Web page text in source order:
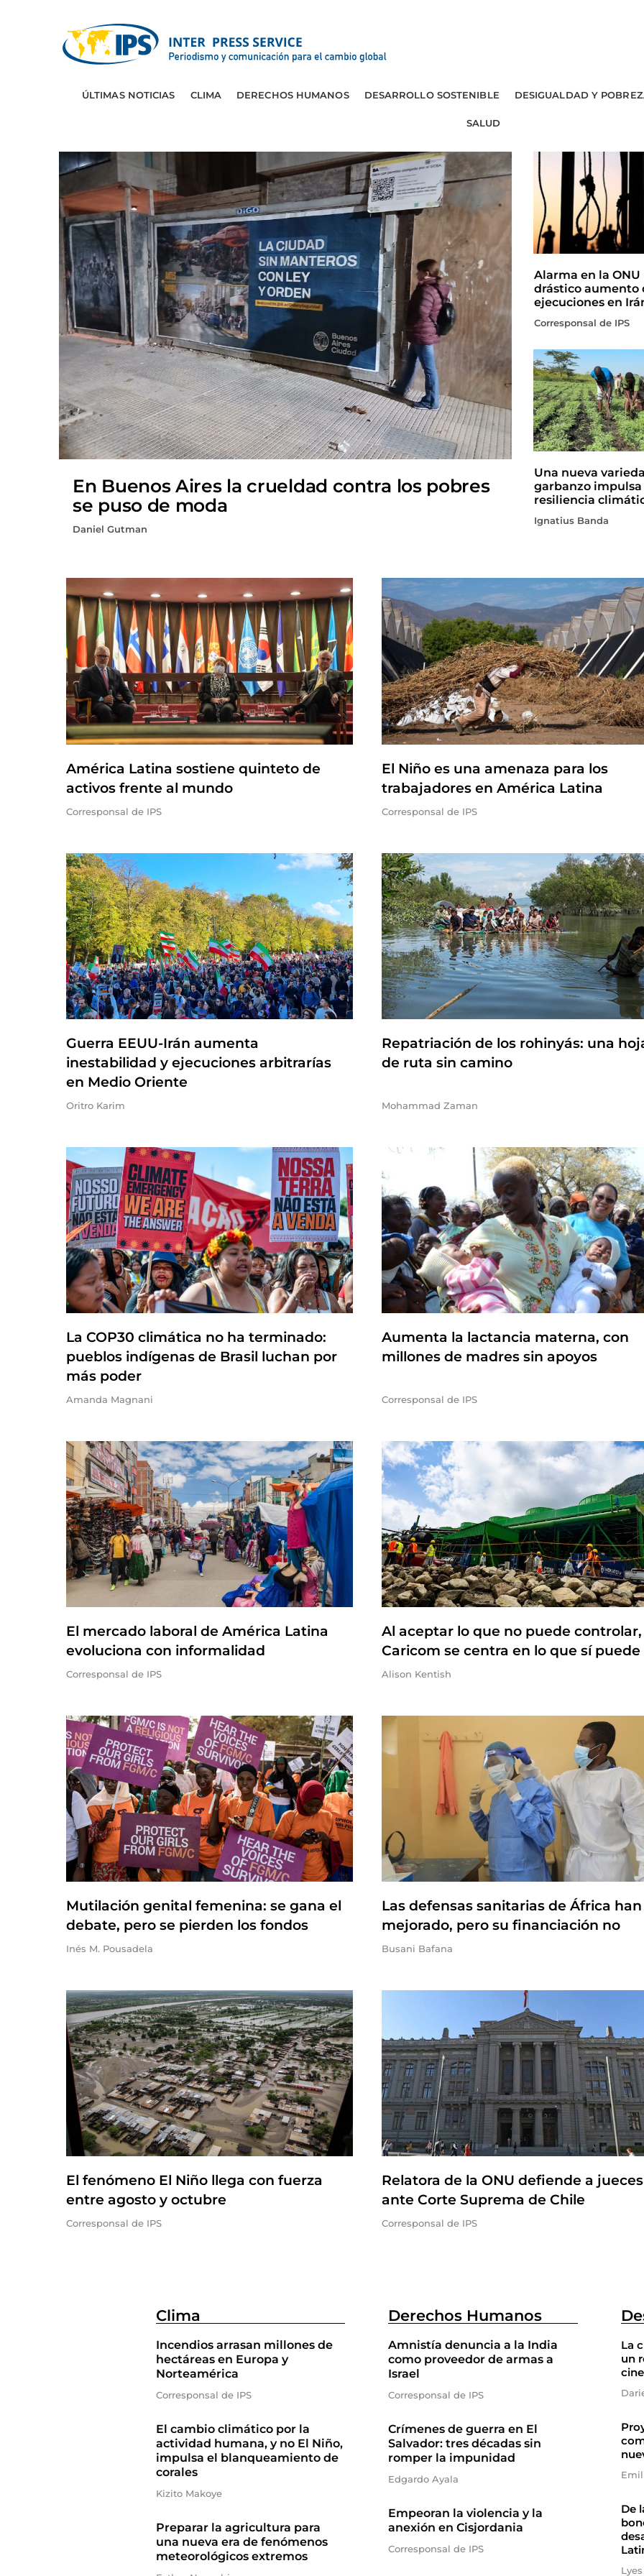
ÚLTIMAS NOTICIAS CLIMA DERECHOS HUMANOS DESARROLLO SOSTENIBLE DESIGUALDAD Y
SALUD
En Buenos Aires la crueldad contra los pobres
se puso de moda
Daniel Gutman
Alarma en la ONU
drástico aumento
ejecuciones en
Corresponsal de IPS
Una nueva
garbanzo impulsa
resiliencia
Ignatius Banda
América Latina sostiene quinteto de
activos frente al mundo
Corresponsal de IPS
El Niño es una amenaza para los
trabajadores en América Latina
Corresponsal de IPS
Guerra EEUU-Irán aumenta
inestabilidad y ejecuciones arbitrarías
en Medio Oriente
Oritro Karim
Repatriación de los rohinyás: una
de ruta sin camino
Mohammad Zaman
La COP30 climática no ha terminado:
pueblos indígenas de Brasil luchan por
más poder
Amanda Magnani
Aumenta la lactancia materna, con
millones de madres sin apoyos
Corresponsal de IPS
El mercado laboral de América Latina
evoluciona con informalidad
Corresponsal de IPS
Al aceptar lo que no puede controlar,
Caricom se centra en lo que sí puede
Alison Kentish
Mutilación genital femenina: se gana el
debate, pero se pierden los fondos
Inés M. Pousadela
Las defensas sanitarias de África han
mejorado, pero su financiación no
Busani Bafana
El fenómeno El Niño llega con fuerza
entre agosto y octubre
Corresponsal de IPS
Relatora de la ONU defiende a jueces
ante Corte Suprema de Chile
Corresponsal de IPS
Clima
Incendios arrasan millones de
hectáreas en Europa y
Norteamérica
Corresponsal de IPS
El cambio climático por la
actividad humana, y no El Niño,
impulsa el blanqueamiento de
corales
Kizito Makoye
Preparar la agricultura para
una nueva era de fenómenos
meteorológicos extremos
Derechos Humanos
Amnistía denuncia a la India
como proveedor de armas a
Israel
Corresponsal de IPS
Crímenes de guerra en El
Salvador: tres décadas sin
romper la impunidad
Edgardo Ayala
Empeoran la violencia y la
anexión en Cisjordania
Corresponsal de IPS
La
un
cine
De